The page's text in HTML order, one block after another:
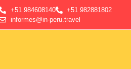
+51 984608140
+51 982881802
informes@in-peru.travel